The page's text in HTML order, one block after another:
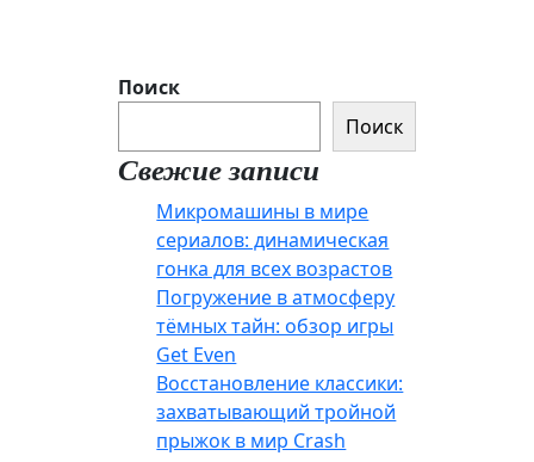
Поиск
Поиск
Свежие записи
Микромашины в мире
сериалов: динамическая
гонка для всех возрастов
Погружение в атмосферу
тёмных тайн: обзор игры
Get Even
Восстановление классики:
захватывающий тройной
прыжок в мир Crash